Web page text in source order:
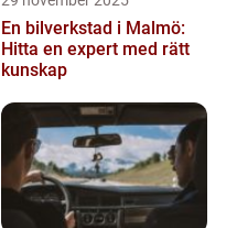
En bilverkstad i Malmö:
Hitta en expert med rätt
kunskap